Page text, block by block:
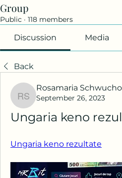
Group
Public · 118 members
Discussion Media
Back
Rosamaria
Rosamaria
September 26, 2023
Ungaria keno
Ungaria keno rezultate